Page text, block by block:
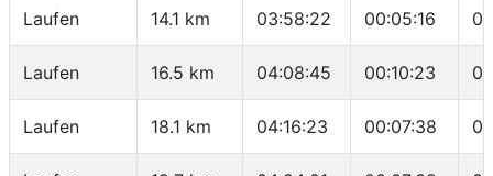
Laufen 14.1 km 03:58:22 00:05:16
Laufen 16.5 km 04:08:45 00:10:23
Laufen 18.1 km 04:16:23 00:07:38